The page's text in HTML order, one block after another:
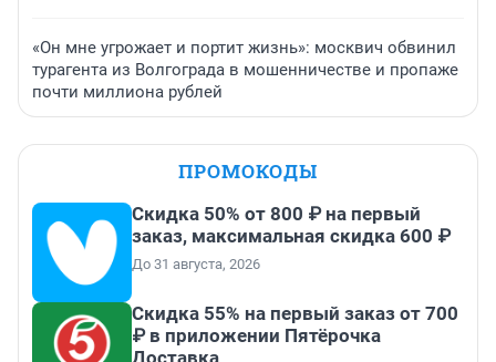
«Он мне угрожает и портит жизнь»: москвич обвинил
турагента из Волгограда в мошенничестве и пропаже
почти миллиона рублей
ПРОМОКОДЫ
Скидка 50% от 800 ₽ на первый
заказ, максимальная скидка 600 ₽
До 31 августа, 2026
Скидка 55% на первый заказ от 700
₽ в приложении Пятёрочка
Доставка